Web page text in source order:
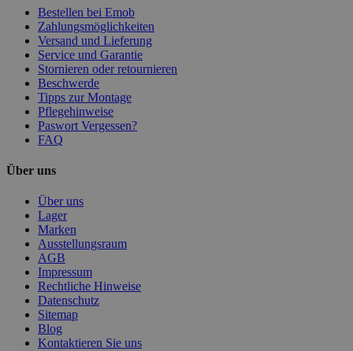
Bestellen bei Emob
Zahlungsmöglichkeiten
Versand und Lieferung
Service und Garantie
Stornieren oder retournieren
Beschwerde
Tipps zur Montage
Pflegehinweise
Paswort Vergessen?
FAQ
Über uns
Über uns
Lager
Marken
Ausstellungsraum
AGB
Impressum
Rechtliche Hinweise
Datenschutz
Sitemap
Blog
Kontaktieren Sie uns